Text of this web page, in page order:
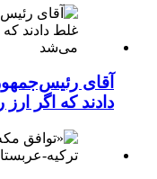
آقای
دادند که اگر